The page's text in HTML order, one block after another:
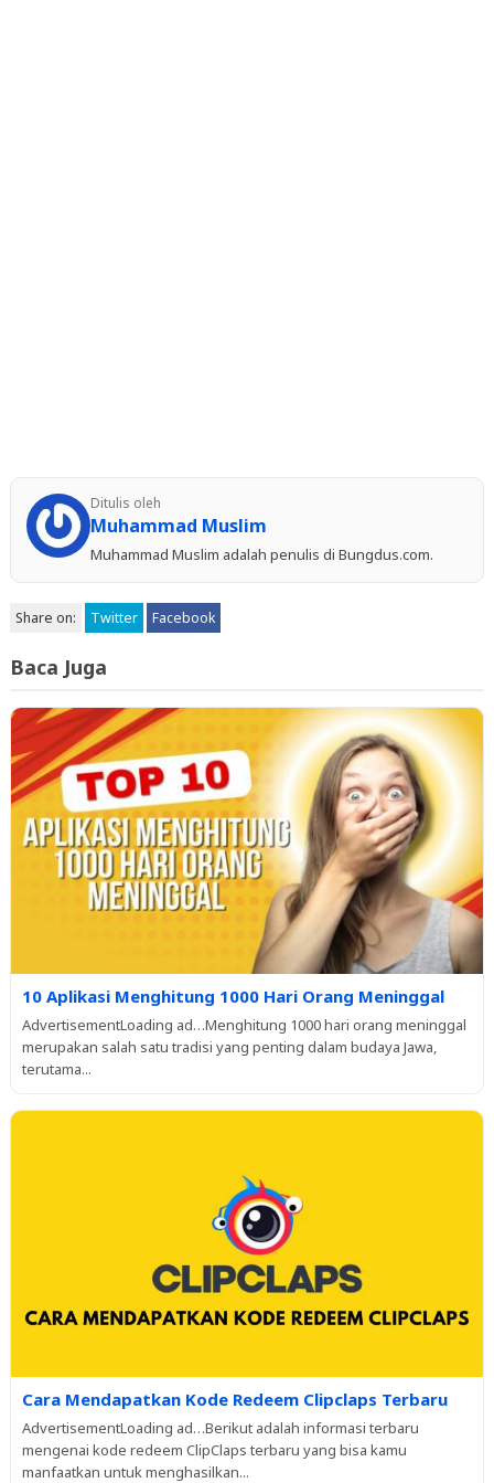
Ditulis oleh
Muhammad Muslim
Muhammad Muslim adalah penulis di Bungdus.com.
Share on: Twitter Facebook
Baca Juga
10 Aplikasi Menghitung 1000 Hari Orang Meninggal
AdvertisementLoading ad…Menghitung 1000 hari orang meninggal
merupakan salah satu tradisi yang penting dalam budaya Jawa,
terutama...
Cara Mendapatkan Kode Redeem Clipclaps Terbaru
AdvertisementLoading ad…Berikut adalah informasi terbaru
mengenai kode redeem ClipClaps terbaru yang bisa kamu
manfaatkan untuk menghasilkan...